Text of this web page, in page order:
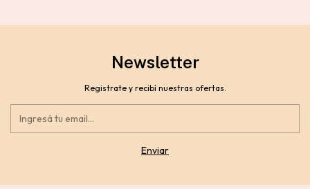
Newsletter
Registrate y recibí nuestras ofertas.